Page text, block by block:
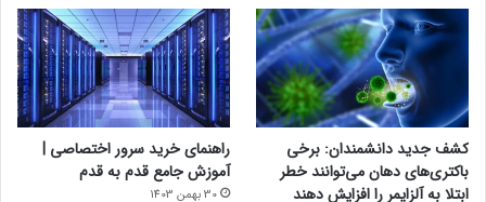
کشف جدید دانشمندان: برخی
باکتری‌های دهان می‌توانند خطر
ابتلا به آلزایمر را افزایش دهند
راهنمای خرید سرور اختصاصی |
آموزش جامع قدم به قدم
30 بهمن 1403